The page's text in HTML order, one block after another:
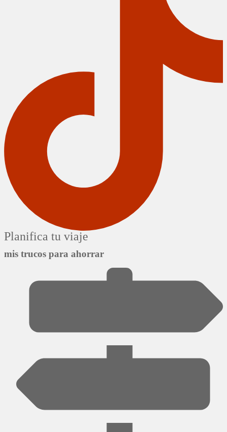
Planifica tu viaje
mis trucos para ahorrar